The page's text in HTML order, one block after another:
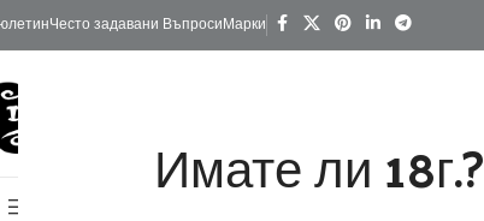
Имате ли 18г.?
Често задавани ВъпросиМарки